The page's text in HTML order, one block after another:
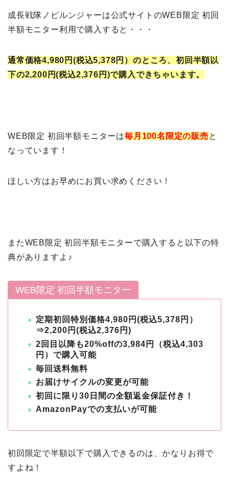
成長戦隊ノビルンジャーは公式サイトのWEB限定 初回
半額モニター利用で購入すると・・・
通常価格4,980円(税込5,378円） のところ、初回半額以
下の2,200円(税込2,376円)で購入できちゃいます。
WEB限定 初回半額モニターは毎月100名限定の販売と
なっています！
ほしい方はお早めにお買い求めください！
またWEB限定 初回半額モニターで購入すると以下の特
典がありますよ♪
WEB限定 初回半額モニター
定期初回特別価格4,980円(税込5,378円）
⇒2,200円(税込2,376円)
2回目以降も20%offの3,984円（税込4,303
円）で購入可能
毎回送料無料
お届けサイクルの変更が可能
初回に限り30日間の全額返金保証付き！
AmazonPayでの支払いが可能
初回限定で半額以下で購入できるのは、かなりお得で
すよね！